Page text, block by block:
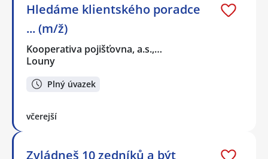
Hledáme klientského poradce
... (m/ž)
Kooperativa pojišťovna, a.s.,…
Louny
Plný úvazek
včerejší
Zvládneš 10 zedníků a být